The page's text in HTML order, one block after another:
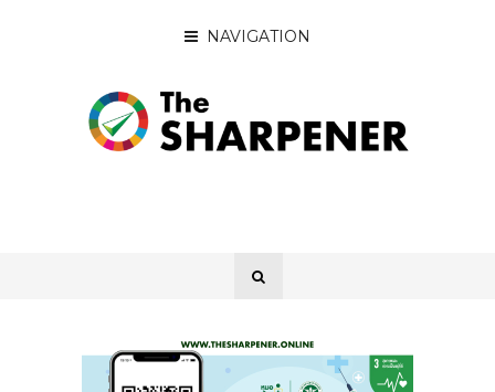
NAVIGATION